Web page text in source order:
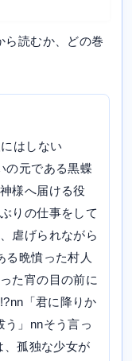
ら読むか、どの巻
はしない
元である黒蝶
様へ届ける役
りの仕事をして
虐げられながら
る晩憤った村人
た宵の目の前に
「君に降りか
う」nnそう言っ
孤独な少女が